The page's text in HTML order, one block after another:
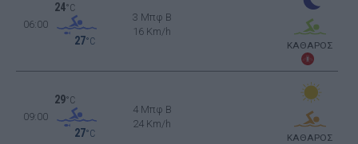
06:00
24°C
27°C
3 Μπφ B
16 Km/h
ΚΑΘΑΡΟΣ
09:00
29°C
27°C
4 Μπφ B
24 Km/h
ΚΑΘΑΡΟΣ